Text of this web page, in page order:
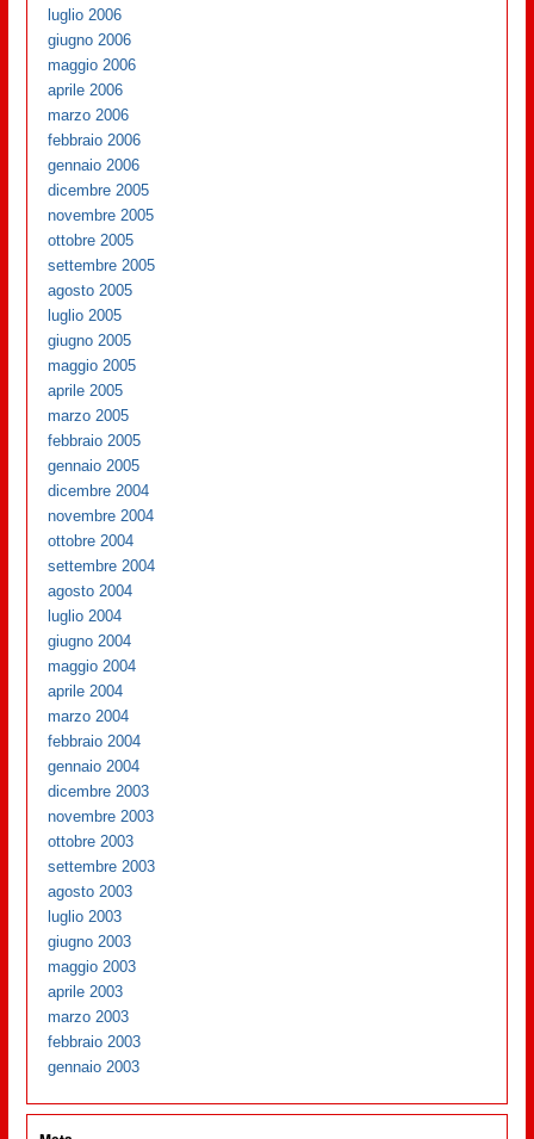
luglio 2006
giugno 2006
maggio 2006
aprile 2006
marzo 2006
febbraio 2006
gennaio 2006
dicembre 2005
novembre 2005
ottobre 2005
settembre 2005
agosto 2005
luglio 2005
giugno 2005
maggio 2005
aprile 2005
marzo 2005
febbraio 2005
gennaio 2005
dicembre 2004
novembre 2004
ottobre 2004
settembre 2004
agosto 2004
luglio 2004
giugno 2004
maggio 2004
aprile 2004
marzo 2004
febbraio 2004
gennaio 2004
dicembre 2003
novembre 2003
ottobre 2003
settembre 2003
agosto 2003
luglio 2003
giugno 2003
maggio 2003
aprile 2003
marzo 2003
febbraio 2003
gennaio 2003